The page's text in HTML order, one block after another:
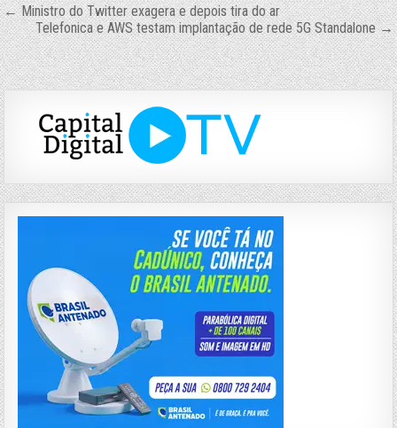
Navegação
de
Post
← Ministro do Twitter exagera e depois tira do ar
Telefonica e AWS testam implantação de rede 5G Standalone →